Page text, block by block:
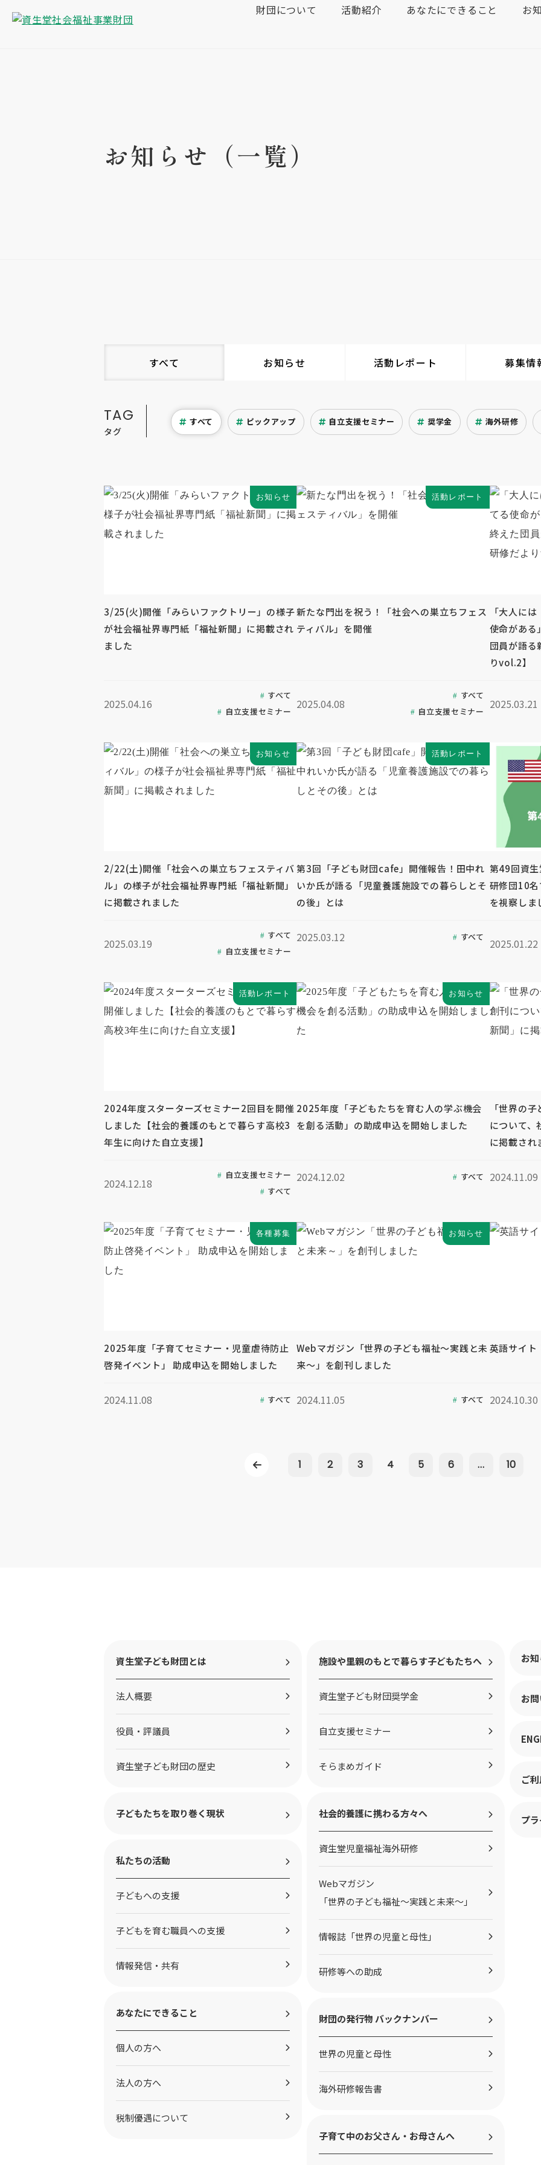
財団について 活動紹介 あなたにできること お
お知らせ（一覧）
すべて お知らせ 活動レポート 募集情
TAG
タグ
すべて ピックアップ 自立支援セミナー 奨学金 海外研修
お知らせ
3/25(火)開催「みらいファクトリー」の様子
が社会福祉界専門紙「福祉新聞」に掲載され
ました
2025.04.16
すべて
自立支援セミナー
活動レポート
新たな門出を祝う！「社会への巣立ちフェス
ティバル」を開催
2025.04.08
すべて
自立支援セミナー
「大人に
使命がある
団員が語る
りvol.2】
2025.03.21
お知らせ
2/22(土)開催「社会への巣立ちフェスティバ
ル」の様子が社会福祉界専門紙「福祉新聞」
に掲載されました
2025.03.19
すべて
自立支援セミナー
活動レポート
第3回「子ども財団cafe」開催報告！田中れ
いか氏が語る「児童養護施設での暮らしとそ
の後」とは
2025.03.12 すべて
第49回資
研修団10
を視察しま
2025.01.22
活動レポート
2024年度スターターズセミナー2回目を開催
しました【社会的養護のもとで暮らす高校3
年生に向けた自立支援】
2024.12.18
自立支援セミナー
すべて
お知らせ
2025年度「子どもたちを育む人の学ぶ機会
を創る活動」の助成申込を開始しました
2024.12.02 すべて
「世界の
について、
に掲載され
2024.11.09
各種募集
2025年度「子育てセミナー・児童虐待防止
啓発イベント」 助成申込を開始しました
2024.11.08 すべて
お知らせ
Webマガジン「世界の子ども福祉～実践と未
来～」を創刊しました
2024.11.05 すべて
英語サイト
2024.10.30
1 2 3 4 5 6 ... 10
資生堂子ども財団とは
法人概要
役員・評議員
資生堂子ども財団の歴史
子どもたちを取り巻く現状
私たちの活動
⼦どもへの⽀援
子どもを育む職員への支援
情報発信・共有
あなたにできること
個人の方へ
法人の方へ
税制優遇について
施設や里親のもとで暮らす子どもたちへ
資生堂子ども財団奨学金
自立支援セミナー
そらまめガイド
社会的養護に携わる方々へ
資生堂児童福祉海外研修
Webマガジン
「世界の子ども福祉～実践と未来～」
情報誌「世界の児童と母性」
研修等への助成
財団の発行物 バックナンバー
世界の児童と母性
海外研修報告書
子育て中のお父さん・お母さんへ
お
お
ご
プ